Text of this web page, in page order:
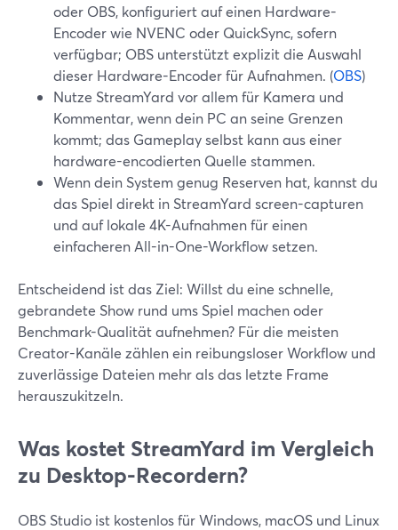
oder OBS, konfiguriert auf einen Hardware-
Encoder wie NVENC oder QuickSync, sofern
verfügbar; OBS unterstützt explizit die Auswahl
dieser Hardware-Encoder für Aufnahmen. (OBS)
Nutze StreamYard vor allem für Kamera und
Kommentar, wenn dein PC an seine Grenzen
kommt; das Gameplay selbst kann aus einer
hardware-encodierten Quelle stammen.
Wenn dein System genug Reserven hat, kannst du
das Spiel direkt in StreamYard screen-capturen
und auf lokale 4K-Aufnahmen für einen
einfacheren All-in-One-Workflow setzen.
Entscheidend ist das Ziel: Willst du eine schnelle,
gebrandete Show rund ums Spiel machen oder
Benchmark-Qualität aufnehmen? Für die meisten
Creator-Kanäle zählen ein reibungsloser Workflow und
zuverlässige Dateien mehr als das letzte Frame
herauszukitzeln.
Was kostet StreamYard im Vergleich
zu Desktop-Recordern?
OBS Studio ist kostenlos für Windows, macOS und Linux